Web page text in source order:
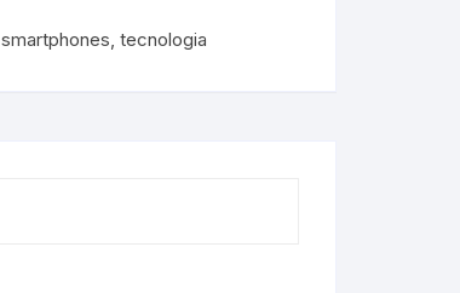
smartphones, tecnologia